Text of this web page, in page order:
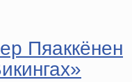
Пяаккёнен